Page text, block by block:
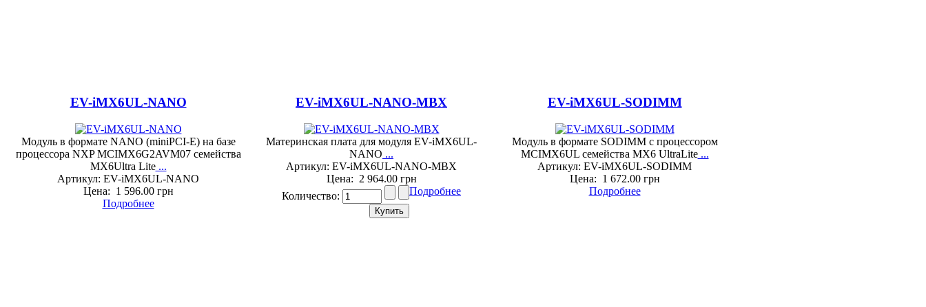
EV-iMX6UL-NANO
Модуль в формате NANO (miniPCI-E) на базе
процессора NXP MCIMX6G2AVM07 семейства
MX6Ultra Lite...
Артикул: EV-iMX6UL-NANO
Цена: 1 596.00 грн
Подробнее
EV-iMX6UL-NANO-MBX
Материнская плата для модуля EV-iMX6UL-
NANO ...
Артикул: EV-iMX6UL-NANO-MBX
Цена: 2 964.00 грн
Количество:
Подробнее
EV-iMX6UL-SODIMM
Модуль в формате SODIMM с процессором
MCIMX6UL семейства MX6 UltraLite...
Артикул: EV-iMX6UL-SODIMM
Цена: 1 672.00 грн
Подробнее